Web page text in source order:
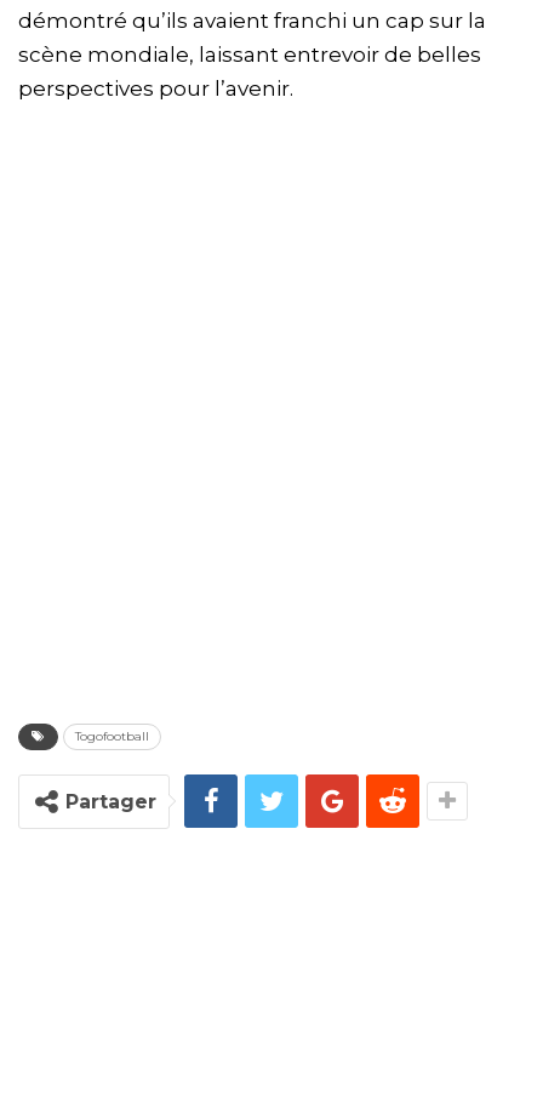
démontré qu’ils avaient franchi un cap sur la
scène mondiale, laissant entrevoir de belles
perspectives pour l’avenir.
Togofootball
Partager